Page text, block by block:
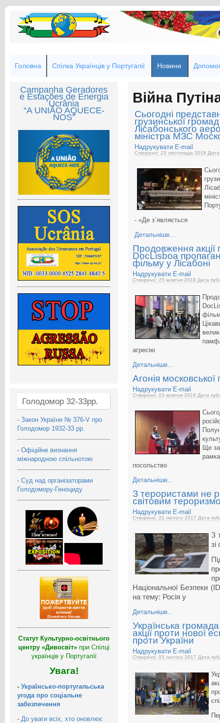
Головна Спілка Українців у Португалії Новини
Campanha Geradores
e Estações de Energia
Ucrânia
“A UNIÃO AQUECE-
NOS”
Голодомор 32-33рр.
- Закон України № 376-V про
Голодомор 1932-33 рр.
- Офіційне визнання
міжнародною спільнотою
- Суд над організаторами
Голодомору-Геноциду
Статут Культурно-освітнього
центру «Дивосвіт» при Спілці
українців у Португалії
Увага!
- Українсько-португальська
угода про соціальне
забезпечення
- До уваги всіх, хто оновлює
Війна
Сьогодні
грузинської
Лісабонського
міністра МЗС
Надрукувати E-mail
Створено: 23 листопада 2018 Дата
- «Де з`являється
Детальніше...
Продовження акції
DocLisboa
фільму у Лісабоні
Надрукувати E-mail
Створено: 25 жовтня 2018 Дата
агресію
Детальніше...
Агонія
Надрукувати E-mail
Створено: 23 жовтня 2018 Дата
Ще
посольство
Детальніше...
З терористами не
світовим
Надрукувати E-mail
Створено: 21 лютого 2017 Дата
З
зі
Національної Безпеки
на тему: Росія у
Детальніше...
Українська
акції проти нової
проти України
Надрукувати E-mail
Створено: 03 лютого 2017 Дата